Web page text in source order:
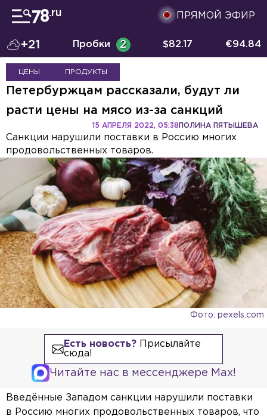
ПРЯМОЙ ЭФИР
+21 Пробки 2 $82.17 €94.84
ЦЕНЫ ПРОДУКТЫ
Петербуржцам рассказали, будут ли
расти цены на мясо из-за санкций
ПОЛИНА ПЯТЫШЕВА
15 АПРЕЛЯ 2022, 05:38
Санкции нарушили поставки в Россию многих
продовольственных товаров.
Фото: pexels.com
Есть новость?Присылайте
сюда!
Читайте нас в мессенджере Max!
Введённые Западом санкции нарушили поставки
в Россию многих продовольственных товаров, что